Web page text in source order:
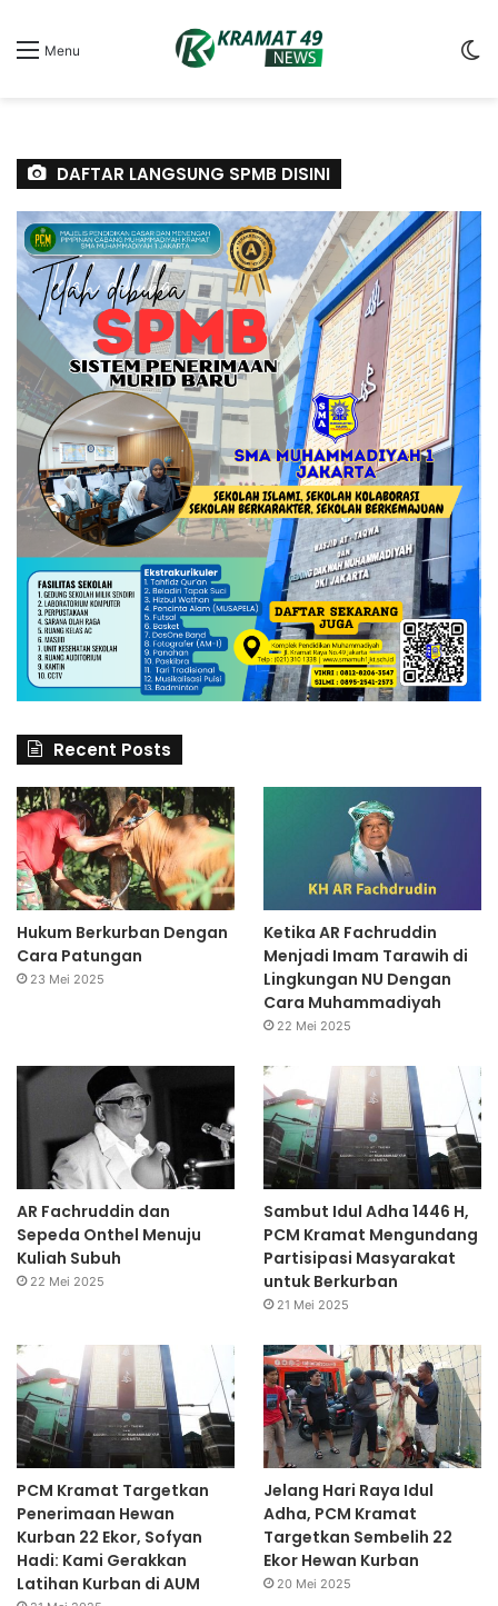
Menu
DAFTAR LANGSUNG SPMB DISINI
Recent Posts
Hukum Berkurban Dengan
Cara Patungan
23 Mei 2025
Ketika AR Fachruddin
Menjadi Imam Tarawih di
Lingkungan NU Dengan
Cara Muhammadiyah
22 Mei 2025
AR Fachruddin dan
Sepeda Onthel Menuju
Kuliah Subuh
22 Mei 2025
Sambut Idul Adha 1446 H,
PCM Kramat Mengundang
Partisipasi Masyarakat
untuk Berkurban
21 Mei 2025
PCM Kramat Targetkan
Penerimaan Hewan
Kurban 22 Ekor, Sofyan
Hadi: Kami Gerakkan
Latihan Kurban di AUM
Jelang Hari Raya Idul
Adha, PCM Kramat
Targetkan Sembelih 22
Ekor Hewan Kurban
20 Mei 2025